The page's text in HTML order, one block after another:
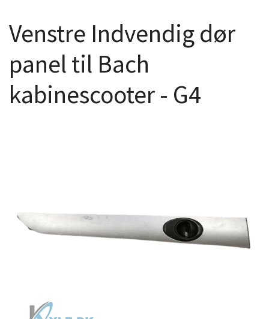
Venstre Indvendig dør
panel til Bach
kabinescooter - G4